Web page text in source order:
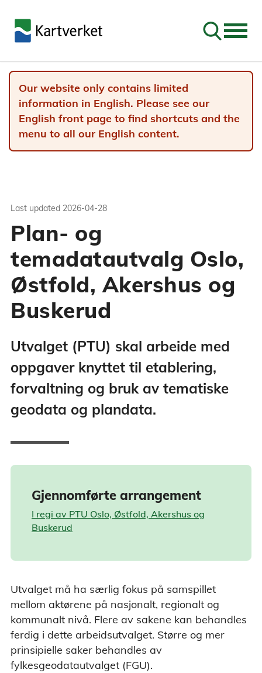
Go to
Our website only contains limited
information in English. Please see our
English front page to find shortcuts and the
menu to all our English content.
Last updated 2026-04-28
Plan- og
temadatautvalg Oslo,
Østfold, Akershus og
Buskerud
Utvalget (PTU) skal arbeide med
oppgaver knyttet til etablering,
forvaltning og bruk av tematiske
geodata og plandata.
Gjennomførte arrangement
I regi av PTU Oslo, Østfold, Akershus og
Buskerud
Utvalget må ha særlig fokus på samspillet
mellom aktørene på nasjonalt, regionalt og
kommunalt nivå. Flere av sakene kan behandles
ferdig i dette arbeidsutvalget. Større og mer
prinsipielle saker behandles av
fylkesgeodatautvalget (FGU).